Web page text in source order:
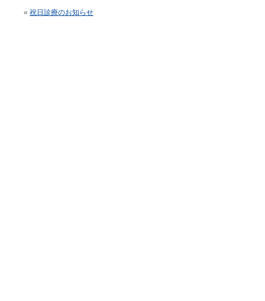
« 祝日診療のお知らせ